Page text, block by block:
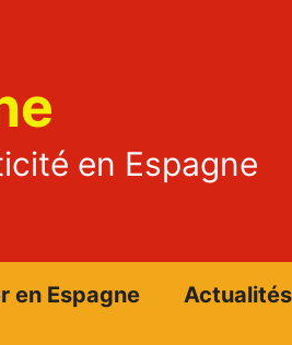
en Espagne
en Espagne